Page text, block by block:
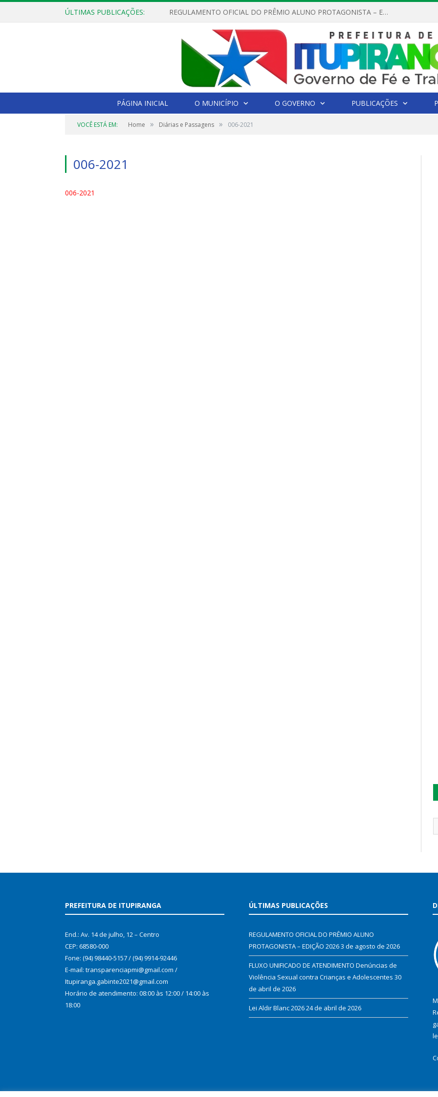
ÚLTIMAS PUBLICAÇÕES: REGULAMENTO OFICIAL DO PRÊMIO ALUNO PROTAGONISTA – EDIÇÃO 2026
PÁGINA INICIAL O MUNICÍPIO O GOVERNO PUBLICAÇÕES
VOCÊ ESTÁ EM: Home » Diárias e Passagens » 006-2021
006-2021
006-2021
PREFEITURA DE ITUPIRANGA
End.: Av. 14 de julho, 12 – Centro
CEP: 68580-000
Fone: (94) 98440-5157 / (94) 9914-92446
E-mail: transparenciapmi@gmail.com /
Itupiranga.gabinte2021@gmail.com
Horário de atendimento: 08:00 às 12:00 / 14:00 às
18:00
ÚLTIMAS PUBLICAÇÕES
REGULAMENTO OFICIAL DO PRÊMIO ALUNO
PROTAGONISTA – EDIÇÃO 20263 de agosto de 2026
FLUXO UNIFICADO DE ATENDIMENTO Denúncias de
Violência Sexual contra Crianças e Adolescentes 30
de abril de 2026
Lei Aldir Blanc 202624 de abril de 2026